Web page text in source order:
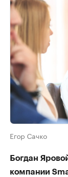
Егор Сачко
Богдан
компании